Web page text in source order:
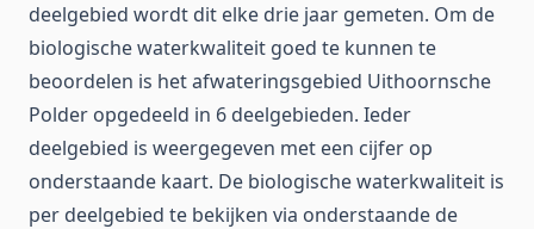
deelgebied wordt dit elke drie jaar gemeten. Om de
biologische waterkwaliteit goed te kunnen te
beoordelen is het afwateringsgebied Uithoornsche
Polder opgedeeld in 6 deelgebieden. Ieder
deelgebied is weergegeven met een cijfer op
onderstaande kaart. De biologische waterkwaliteit is
per deelgebied te bekijken via onderstaande de